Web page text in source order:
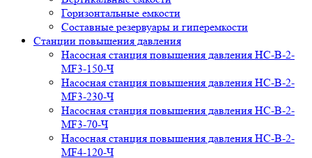
Горизонтальные емкости
Составные резервуары и гиперемкости
Станции повышения давления
Насосная станция повышения давления НС-В-2-
MF3-150-Ч
Насосная станция повышения давления НС-В-2-
MF3-230-Ч
Насосная станция повышения давления НС-В-2-
MF3-70-Ч
Насосная станция повышения давления НС-В-2-
MF4-120-Ч